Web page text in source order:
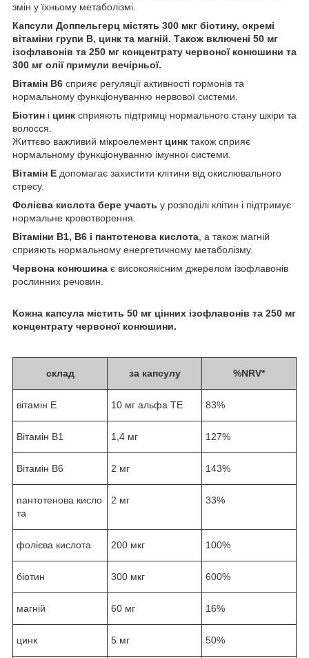
змін у їхньому метаболізмі.
Капсули Доппельгерц містять 300 мкг біотину, окремі
вітаміни групи В, цинк та магній. Також включені 50 мг
ізофлавонів та 250 мг концентрату червоної конюшини та
300 мг олії примули вечірньої.
Вітамін В6 сприяє регуляції активності гормонів та
нормальному функціонуванню нервової системи.
Біотин і цинк сприяють підтримці нормального стану шкіри та
волосся.
Життєво важливий мікроелемент цинк також сприяє
нормальному функціонуванню імунної системи.
Вітамін Е допомагає захистити клітини від окислювального
стресу.
Фолієва кислота бере участь у розподілі клітин і підтримує
нормальне кровотворення.
Вітаміни B1, B6 і пантотенова кислота , а також магній
сприяють нормальному енергетичному метаболізму.
Червона конюшина є високоякісним джерелом ізофлавонів
рослинних речовин.
Кожна капсула містить 50 мг цінних ізофлавонів та 250 мг
концентрату червоної конюшини.
склад за капсулу %NRV*
вітамін Е 10 мг альфа ТЕ 83%
Вітамін В1 1,4 мг 127%
Вітамін В6 2 мг 143%
пантотенова кисло
та
2 мг 33%
фолієва кислота 200 мкг 100%
біотин 300 мкг 600%
магній 60 мг 16%
цинк 5 мг 50%